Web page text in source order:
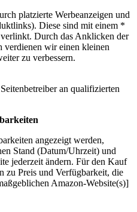
platzierte Werbeanzeigen und
Diese sind mit einem *
Durch das Anklicken der
verdienen wir einen kleinen
zu verbessern.
an qualifizierten
angezeigt werden,
Stand (Datum/Uhrzeit) und
jederzeit ändern. Für den Kauf
zu Preis und Verfügbarkeit, die
Amazon-Website(s)]